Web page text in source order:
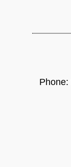
Phone: